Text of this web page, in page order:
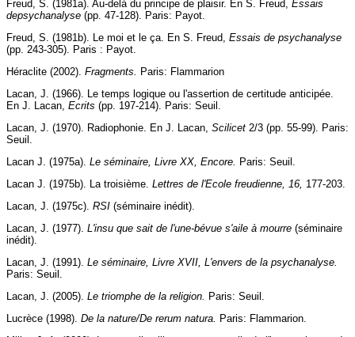
Freud, S. (1981a). Au-delà du principe de plaisir. En S. Freud, Essais
depsychanalyse (pp. 47-128). Paris: Payot.
Freud, S. (1981b). Le moi et le ça. En S. Freud, Essais de psychanalyse
(pp. 243-305). Paris : Payot.
Héraclite (2002). Fragments. Paris: Flammarion
Lacan, J. (1966). Le temps logique ou l'assertion de certitude anticipée.
En J. Lacan, Ecrits (pp. 197-214). Paris: Seuil.
Lacan, J. (1970). Radiophonie. En J. Lacan, Scilicet 2/3 (pp. 55-99). Paris:
Seuil.
Lacan J. (1975a). Le séminaire, Livre XX, Encore. Paris: Seuil.
Lacan J. (1975b). La troisième. Lettres de l'Ecole freudienne, 16, 177-203.
Lacan, J. (1975c). RSI (séminaire inédit).
Lacan, J. (1977). L'insu que sait de l'une-bévue s'aile à mourre (séminaire
inédit).
Lacan, J. (1991). Le séminaire, Livre XVII, L'envers de la psychanalyse.
Paris: Seuil.
Lacan, J. (2005). Le triomphe de la religion. Paris: Seuil.
Lucrèce (1998). De la nature/De rerum natura. Paris: Flammarion.